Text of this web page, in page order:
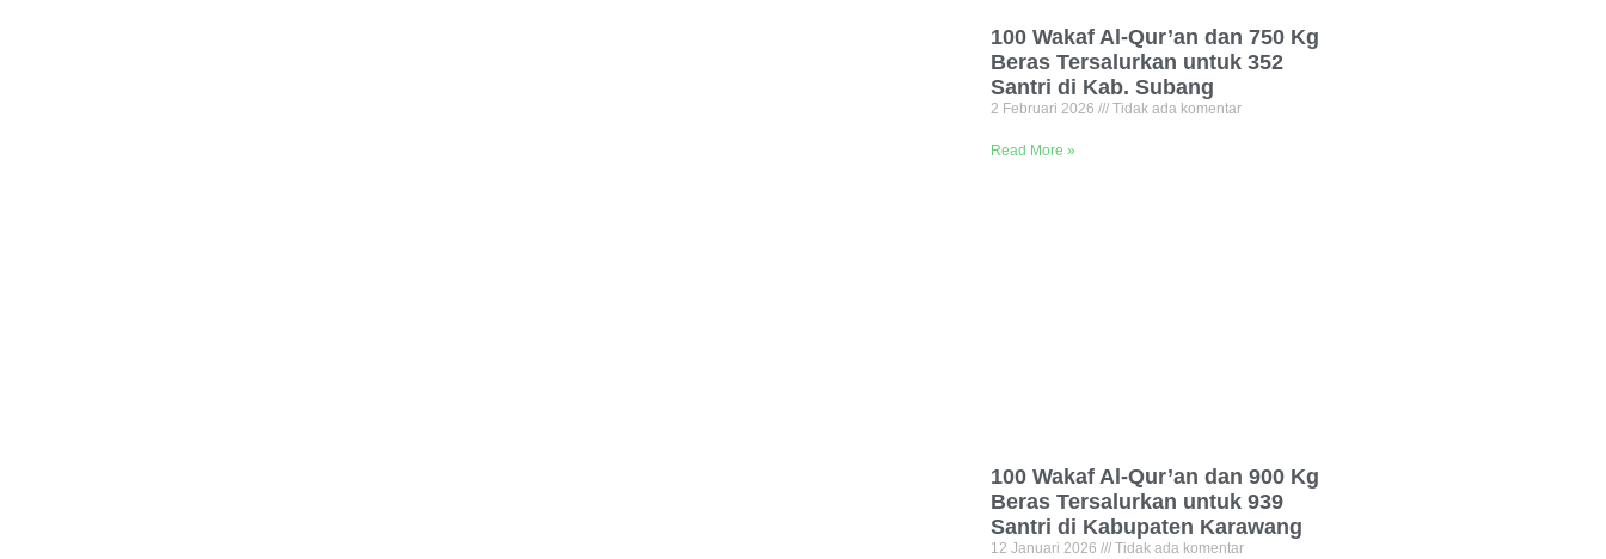
100 Wakaf Al-Qur’an dan 750 Kg
Beras Tersalurkan untuk 352
Santri di Kab. Subang
2 Februari 2026 Tidak ada komentar
Read More »
100 Wakaf Al-Qur’an dan 900 Kg
Beras Tersalurkan untuk 939
Santri di Kabupaten Karawang
12 Januari 2026 Tidak ada komentar